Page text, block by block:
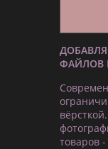
ФАЙЛОВ
товаров